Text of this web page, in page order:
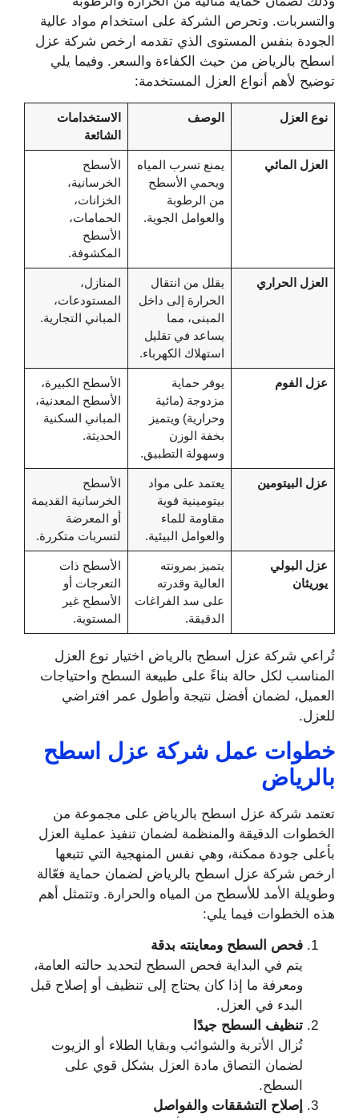
والتسربات. وتحرص الشركة على استخدام مواد عالية
الجودة بنفس المستوى الذي تقدمه ارخص شركة عزل
اسطح بالرياض من حيث الكفاءة والسعر. وفيما يلي
توضيح لأهم أنواع العزل المستخدمة:
نوع العزل الوصف
الاستخدامات
الشائعة
العزل المائي
يمنع تسرب المياه
ويحمي الأسطح
من الرطوبة
والعوامل الجوية.
الأسطح
الخرسانية،
الخزانات،
الحمامات،
الأسطح
المكشوفة.
العزل الحراري
يقلل من انتقال
الحرارة إلى داخل
المبنى، مما
يساعد في تقليل
استهلاك الكهرباء.
المنازل،
المستودعات،
المباني التجارية.
عزل الفوم
يوفر حماية
مزدوجة (مائية
وحرارية) ويتميز
بخفة الوزن
وسهولة التطبيق.
الأسطح الكبيرة،
الأسطح المعدنية،
المباني السكنية
الحديثة.
عزل البيتومين
يعتمد على مواد
بيتومينية قوية
مقاومة للماء
والعوامل البيئية.
الأسطح
الخرسانية القديمة
أو المعرضة
لتسربات متكررة.
عزل البولي
يوريثان
يتميز بمرونته
العالية وقدرته
على سد الفراغات
الدقيقة.
الأسطح ذات
التعرجات أو
الأسطح غير
المستوية.
تُراعي شركة عزل اسطح بالرياض اختيار نوع العزل
المناسب لكل حالة بناءً على طبيعة السطح واحتياجات
العميل، لضمان أفضل نتيجة وأطول عمر افتراضي
للعزل.
خطوات عمل شركة عزل اسطح
بالرياض
تعتمد شركة عزل اسطح بالرياض على مجموعة من
الخطوات الدقيقة والمنظمة لضمان تنفيذ عملية العزل
بأعلى جودة ممكنة، وهي نفس المنهجية التي تتبعها
ارخص شركة عزل اسطح بالرياض لضمان حماية فعّالة
وطويلة الأمد للأسطح من المياه والحرارة. وتتمثل أهم
هذه الخطوات فيما يلي:
فحص السطح ومعاينته بدقة
يتم في البداية فحص السطح لتحديد حالته العامة،
ومعرفة ما إذا كان يحتاج إلى تنظيف أو إصلاح قبل
البدء في العزل.
تنظيف السطح جيدًا
تُزال الأتربة والشوائب وبقايا الطلاء أو الزيوت
لضمان التصاق مادة العزل بشكل قوي على
السطح.
إصلاح التشققات والفواصل